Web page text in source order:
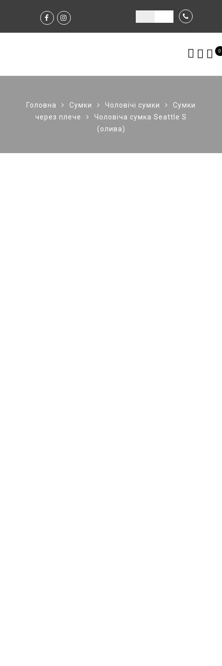
0
Головна Сумки Чоловічі сумки
Сумки
через плече
Чоловіча сумка Seattle S
(олива)